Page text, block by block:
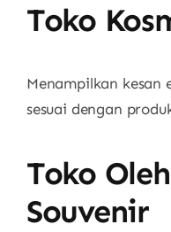
Toko
Menampilkan kesan
sesuai dengan
Toko
Souvenir